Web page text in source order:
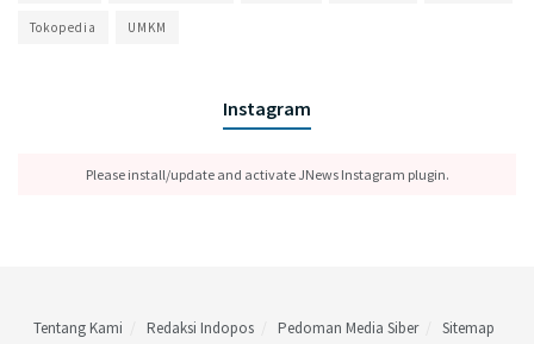
Tokopedia UMKM
Instagram
Please install/update and activate JNews Instagram plugin.
Tentang Kami Redaksi Indopos Pedoman Media Siber Sitemap